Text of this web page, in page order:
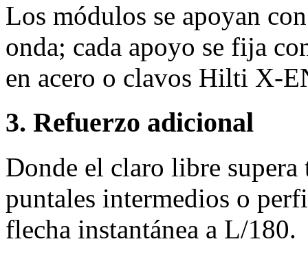
Los módulos se apoyan
onda; cada apoyo se fija
en acero o clavos Hilti
3. Refuerzo adicional
Donde el claro libre supera
puntales intermedios o
flecha instantánea a L/180.